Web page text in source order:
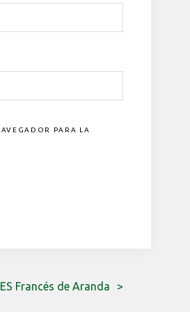
PARA LA
Francés de Aranda